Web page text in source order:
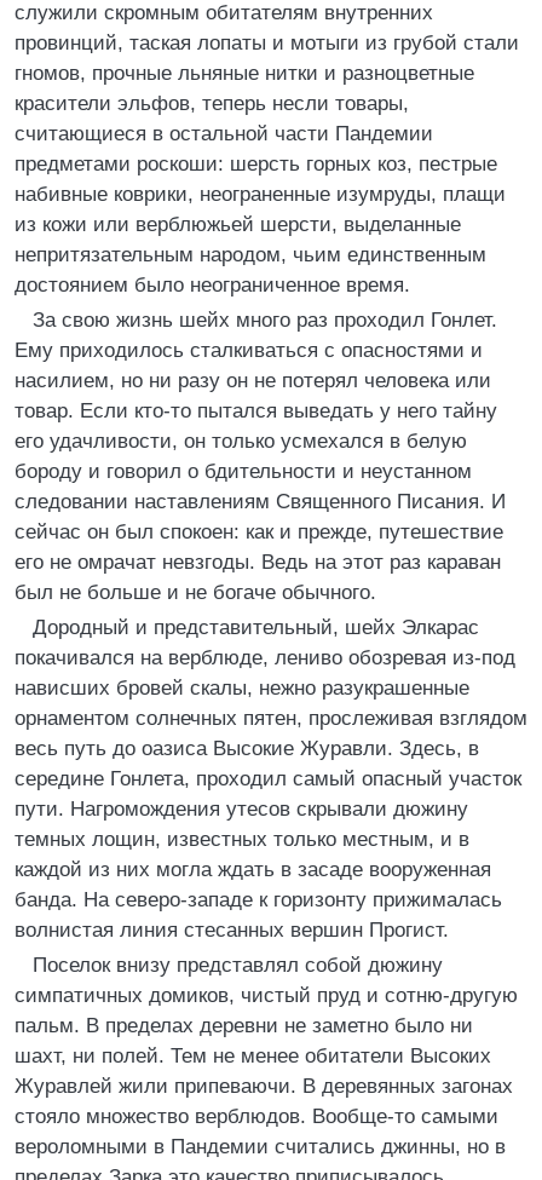
служили скромным обитателям внутренних
провинций, таская лопаты и мотыги из грубой стали
гномов, прочные льняные нитки и разноцветные
красители эльфов, теперь несли товары,
считающиеся в остальной части Пандемии
предметами роскоши: шерсть горных коз, пестрые
набивные коврики, неограненные изумруды, плащи
из кожи или верблюжьей шерсти, выделанные
непритязательным народом, чьим единственным
достоянием было неограниченное время.
За свою жизнь шейх много раз проходил Гонлет.
Ему приходилось сталкиваться с опасностями и
насилием, но ни разу он не потерял человека или
товар. Если кто-то пытался выведать у него тайну
его удачливости, он только усмехался в белую
бороду и говорил о бдительности и неустанном
следовании наставлениям Священного Писания. И
сейчас он был спокоен: как и прежде, путешествие
его не омрачат невзгоды. Ведь на этот раз караван
был не больше и не богаче обычного.
Дородный и представительный, шейх Элкарас
покачивался на верблюде, лениво обозревая из-под
нависших бровей скалы, нежно разукрашенные
орнаментом солнечных пятен, прослеживая взглядом
весь путь до оазиса Высокие Журавли. Здесь, в
середине Гонлета, проходил самый опасный участок
пути. Нагромождения утесов скрывали дюжину
темных лощин, известных только местным, и в
каждой из них могла ждать в засаде вооруженная
банда. На северо-западе к горизонту прижималась
волнистая линия стесанных вершин Прогист.
Поселок внизу представлял собой дюжину
симпатичных домиков, чистый пруд и сотню-другую
пальм. В пределах деревни не заметно было ни
шахт, ни полей. Тем не менее обитатели Высоких
Журавлей жили припеваючи. В деревянных загонах
стояло множество верблюдов. Вообще-то самыми
вероломными в Пандемии считались джинны, но в